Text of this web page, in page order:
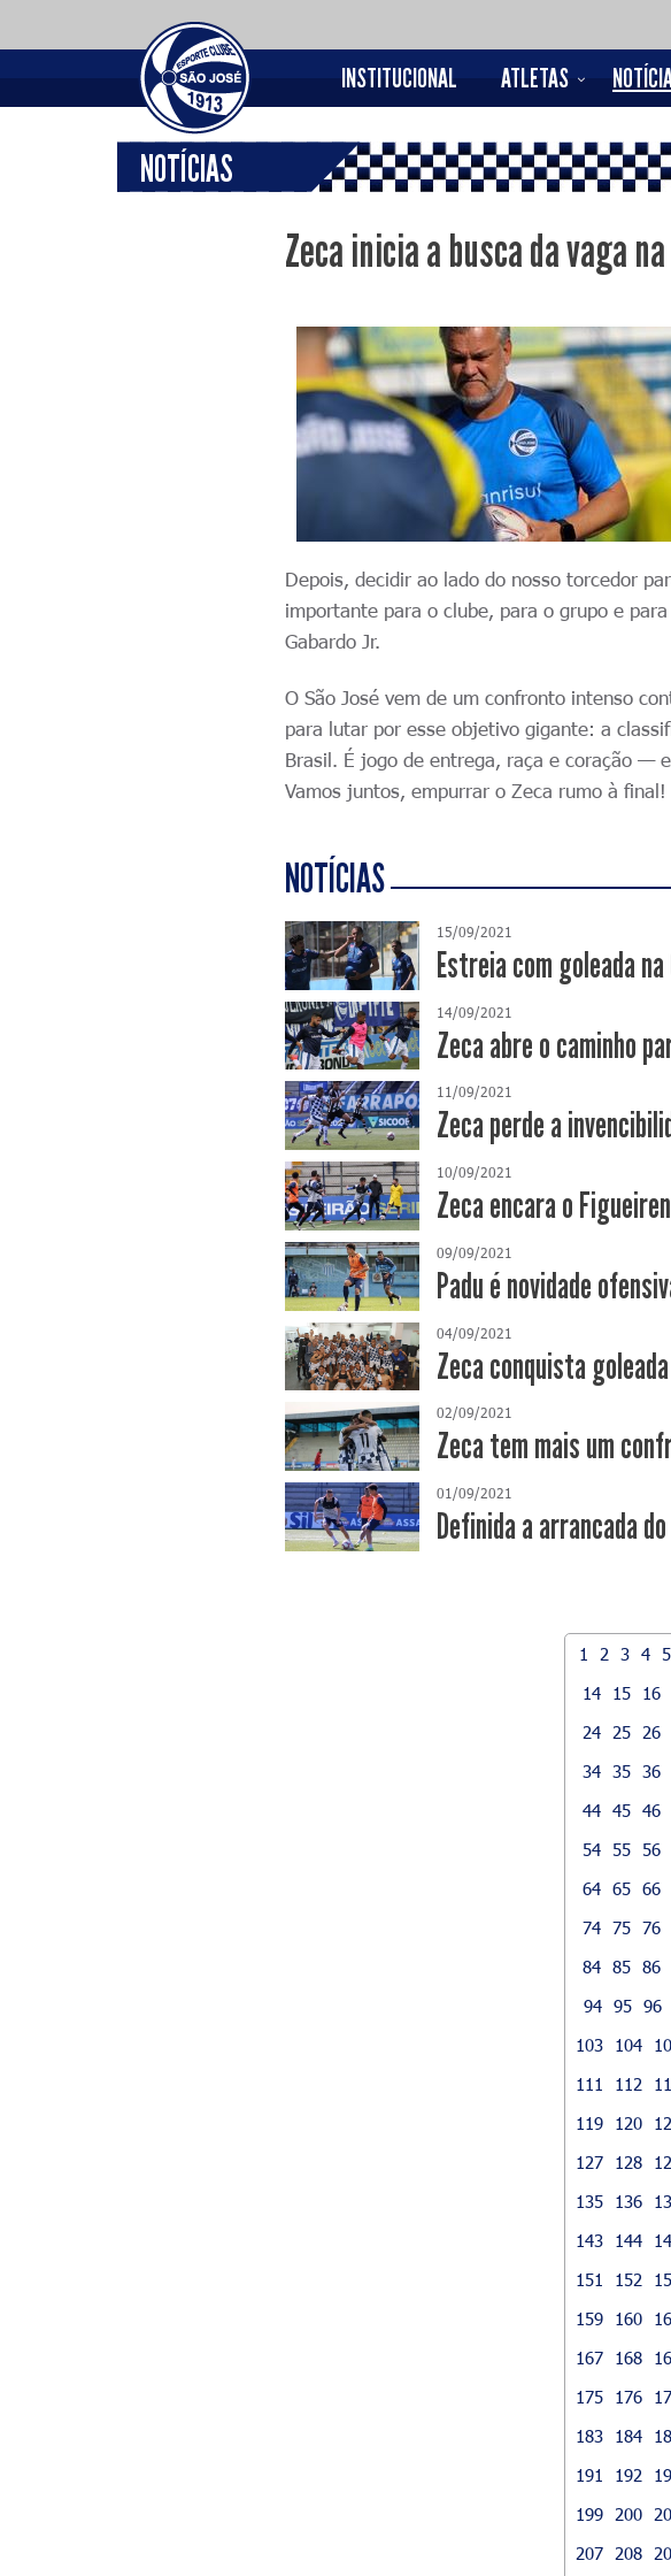
INSTITUCIONAL ATLETAS
NOTÍCIAS
Zeca inicia a busca da vaga
Depois, decidir ao lado do nosso torcedor
importante para o clube, para o grupo e
Gabardo Jr.
O São José vem de um confronto intenso
para lutar por esse objetivo gigante: a
Brasil. É jogo de entrega, raça e coração —
Vamos juntos, empurrar o Zeca rumo à final!
NOTÍCIAS
15/09/2021
Estreia com goleada
14/09/2021
Zeca abre o caminho
11/09/2021
Zeca perde a
10/09/2021
Zeca encara o
09/09/2021
Padu é novidade
04/09/2021
Zeca conquista
02/09/2021
Zeca tem mais um
01/09/2021
Definida a arrancada
1 2 3 4 5
14
15 16
24
25 26
34 35 36
44 45 46
54 55 56
64 65 66
74 75 76
84 85 86
94 95 96
103
104
111
112
119
120
127
128
135
136
143
144
151
152
159
160
167
168
175
176
183
184
191
192
199
200
207
208